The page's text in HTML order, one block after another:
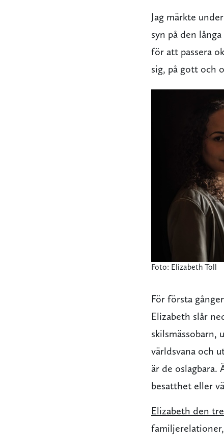
Jag märkte
syn på den
för att passera
sig, på gott och
Foto: Elizabeth Toll
För första
Elizabeth slår
skilsmässobarn,
världsvana och
är de
besatthet eller
Elizabeth den